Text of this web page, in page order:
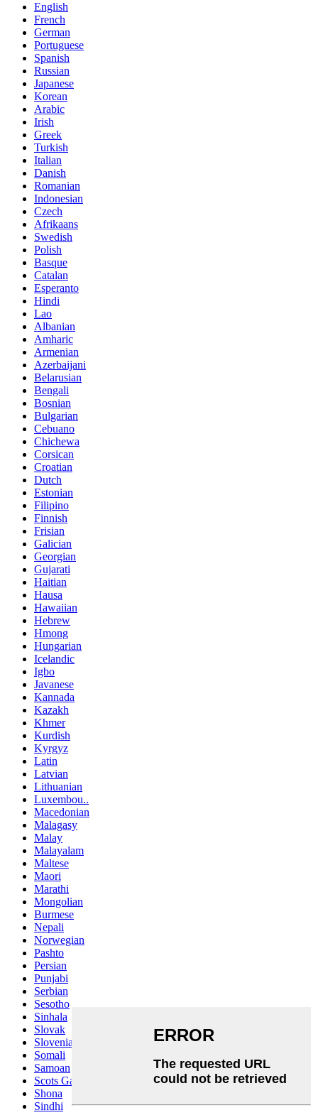
English
French
German
Portuguese
Spanish
Russian
Japanese
Korean
Arabic
Irish
Greek
Turkish
Italian
Danish
Romanian
Indonesian
Czech
Afrikaans
Swedish
Polish
Basque
Catalan
Esperanto
Hindi
Lao
Albanian
Amharic
Armenian
Azerbaijani
Belarusian
Bengali
Bosnian
Bulgarian
Cebuano
Chichewa
Corsican
Croatian
Dutch
Estonian
Filipino
Finnish
Frisian
Galician
Georgian
Gujarati
Haitian
Hausa
Hawaiian
Hebrew
Hmong
Hungarian
Icelandic
Igbo
Javanese
Kannada
Kazakh
Khmer
Kurdish
Kyrgyz
Latin
Latvian
Lithuanian
Luxembou..
Macedonian
Malagasy
Malay
Malayalam
Maltese
Maori
Marathi
Mongolian
Burmese
Nepali
Norwegian
Pashto
Persian
Punjabi
Serbian
Sesotho
Sinhala
Slovak
Slovenian
Somali
Samoan
Scots Gaelic
Shona
Sindhi